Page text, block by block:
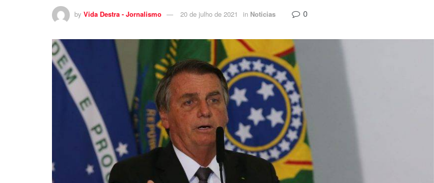
by Vida Destra - Jornalismo 20 de julho de 2021 in Noticias 0